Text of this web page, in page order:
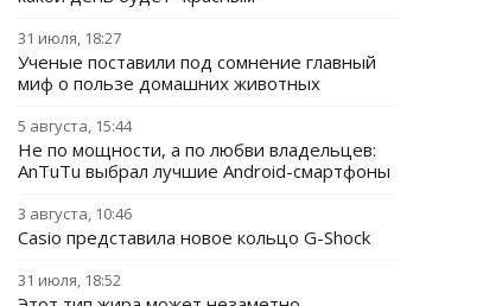
31 июля, 18:27
Ученые поставили под сомнение главный
миф о пользе домашних животных
5 августа, 15:44
Не по мощности, а по любви владельцев:
AnTuTu выбрал лучшие Android-смартфоны
3 августа, 10:46
Casio представила новое кольцо G-Shock
31 июля, 18:52